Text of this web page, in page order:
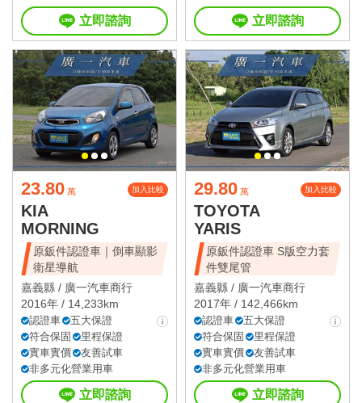
立即諮詢 立即諮詢
23.80 萬 加入比較
KIA
MORNING
原鈑件認證車｜倒車顯影
衛星導航
嘉義縣 / 廣一汽車商行
2016年 / 14,233km
認證車
五大保證
符合保固
里程保證
實車實價
友善試車
非多元化營業用車
立即諮詢
29.80 萬 加入比較
TOYOTA
YARIS
原鈑件認證車 S版空力套
件雙尾管
嘉義縣 / 廣一汽車商行
2017年 / 142,466km
認證車
五大保證
符合保固
里程保證
實車實價
友善試車
非多元化營業用車
立即諮詢